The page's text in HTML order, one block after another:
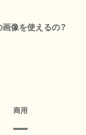
像を使えるの？
商用